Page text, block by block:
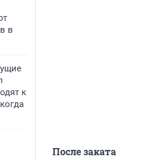
в
к
После заката